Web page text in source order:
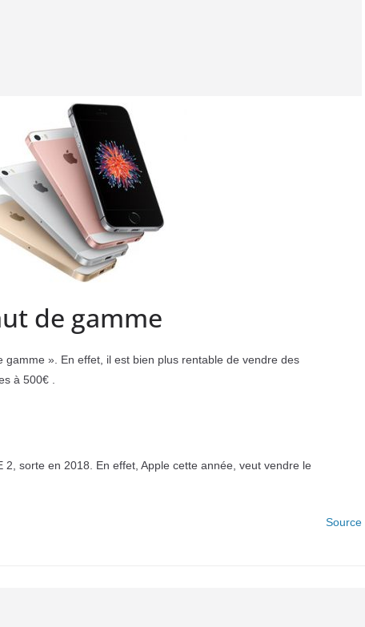
de gamme
». En effet, il est bien plus rentable de vendre des
à 500€ .
2, sorte en 2018. En effet, Apple cette année, veut vendre le
Source